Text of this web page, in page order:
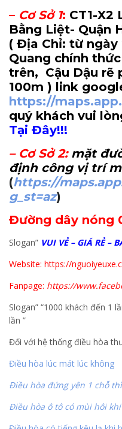
– Cơ Sở 1: CT1-
Bằng Liệt- Quận
( Địa Chỉ: từ ngày
Quang chính
trên, Cậu Dậu rẽ
100m ) link
https://
quý khách vui
Tại Đây!!!
– Cơ Sở 2: mặt
định công vị trí
(https://
g_st=az)
Đường dây nóng
Slogan” VUI VẺ – GIÁ RẺ –
Website: https://
Fanpage: https://
Slogan” “1000 khách đến 1
lần ”
Đối với hệ thống điều hòa
Điều hòa lúc mát lúc không
Điều hòa đứng yên 1 chỗ
Điều hòa ô tô có mùi hôi